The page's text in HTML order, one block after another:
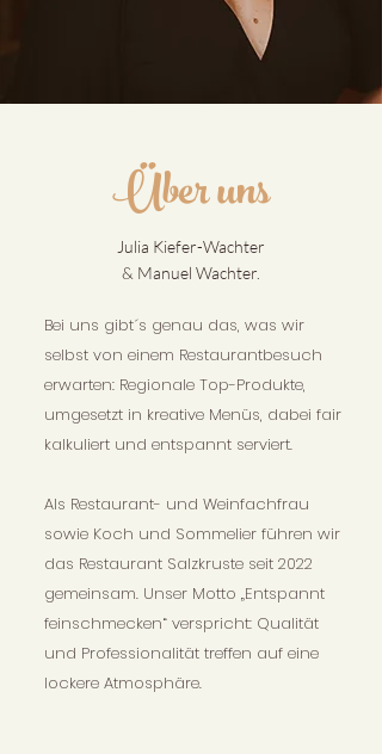
Über uns
Julia Kiefer-Wachter
& Manuel Wachter.
Bei uns gibt´s genau das, was wir
selbst von einem Restaurantbesuch
erwarten: Regionale Top-Produkte,
umgesetzt in kreative Menüs, dabei fair
kalkuliert und entspannt serviert.
Als Restaurant- und Weinfachfrau
sowie Koch und Sommelier führen wir
das Restaurant Salzkruste seit 2022
gemeinsam. Unser Motto „Entspannt
feinschmecken“ verspricht: Qualität
und Professionalität treffen auf eine
lockere Atmosphäre.